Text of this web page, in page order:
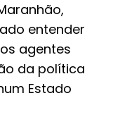
entender
agentes
da política
Estado